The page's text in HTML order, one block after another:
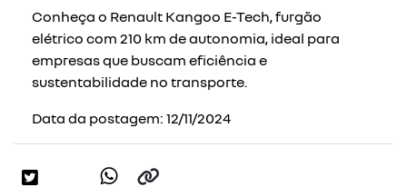
Conheça o Renault Kangoo E-Tech, furgão
elétrico com 210 km de autonomia, ideal para
empresas que buscam eficiência e
sustentabilidade no transporte.
Data da postagem: 12/11/2024